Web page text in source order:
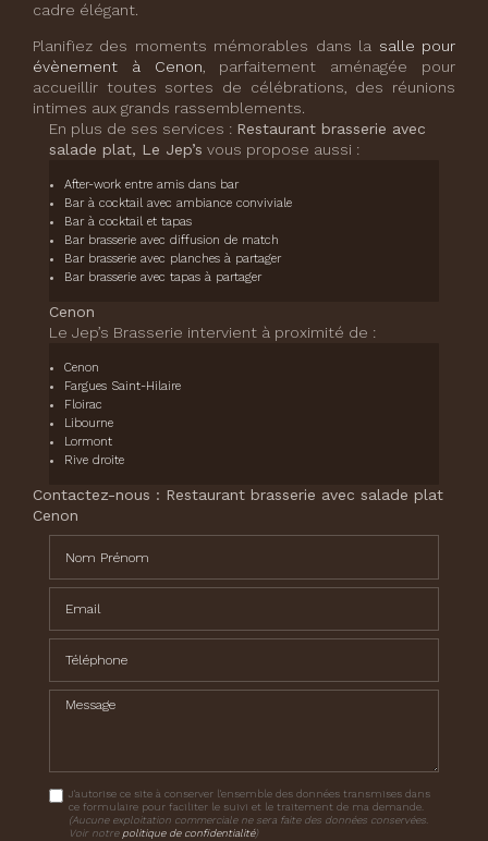
cadre élégant.
Planifiez des moments mémorables dans la salle pour
évènement à Cenon , parfaitement aménagée pour
accueillir toutes sortes de célébrations, des réunions
intimes aux grands rassemblements.
En plus de ses services : Restaurant brasserie avec
salade plat, Le Jep’s vous propose aussi :
After-work entre amis dans bar
Bar à cocktail avec ambiance conviviale
Bar à cocktail et tapas
Bar brasserie avec diffusion de match
Bar brasserie avec planches à partager
Bar brasserie avec tapas à partager
Cenon
Le Jep’s Brasserie intervient à proximité de :
Cenon
Fargues Saint-Hilaire
Floirac
Libourne
Lormont
Rive droite
Contactez-nous : Restaurant brasserie avec salade plat
Cenon
Message
J'autorise ce site à conserver l'ensemble des données transmises dans
ce formulaire pour faciliter le suivi et le traitement de ma demande.
(Aucune exploitation commerciale ne sera faite des données conservées.
Voir notre politique de confidentialité)